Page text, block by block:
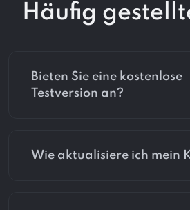
Häufig
Bieten Sie eine kostenlose
Testversion an?
Wie aktualisiere ich mein